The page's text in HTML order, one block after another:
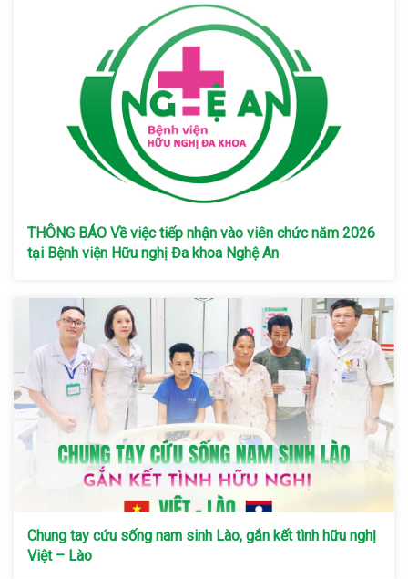
THÔNG BÁO Về việc tiếp nhận vào viên chức năm 2026
tại Bệnh viện Hữu nghị Đa khoa Nghệ An
Chung tay cứu sống nam sinh Lào, gắn kết tình hữu nghị
Việt – Lào